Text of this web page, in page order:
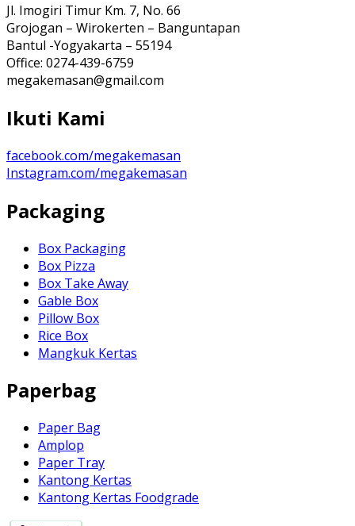
Jl. Imogiri Timur Km. 7, No. 66
Grojogan – Wirokerten – Banguntapan
Bantul -Yogyakarta – 55194
Office: 0274-439-6759
megakemasan@gmail.com
Ikuti Kami
facebook.com/megakemasan
Instagram.com/megakemasan
Packaging
Box Packaging
Box Pizza
Box Take Away
Gable Box
Pillow Box
Rice Box
Mangkuk Kertas
Paperbag
Paper Bag
Amplop
Paper Tray
Kantong Kertas
Kantong Kertas Foodgrade